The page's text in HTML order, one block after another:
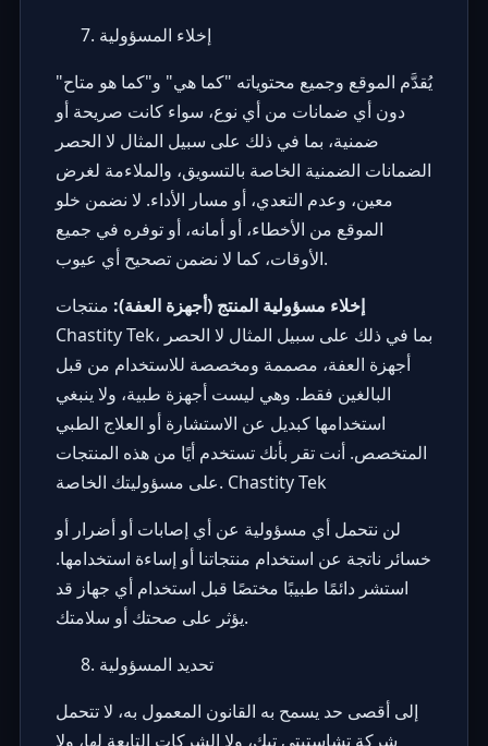
إخلاء المسؤولية
يُقدَّم الموقع وجميع محتوياته "كما هي" و"كما هو متاح"
دون أي ضمانات من أي نوع، سواء كانت صريحة أو
ضمنية، بما في ذلك على سبيل المثال لا الحصر
الضمانات الضمنية الخاصة بالتسويق، والملاءمة لغرض
معين، وعدم التعدي، أو مسار الأداء. لا نضمن خلو
الموقع من الأخطاء، أو أمانه، أو توفره في جميع
الأوقات، كما لا نضمن تصحيح أي عيوب.
إخلاء مسؤولية المنتج (أجهزة العفة): منتجات
Chastity Tek، بما في ذلك على سبيل المثال لا الحصر
أجهزة العفة، مصممة ومخصصة للاستخدام من قبل
البالغين فقط. وهي ليست أجهزة طبية، ولا ينبغي
استخدامها كبديل عن الاستشارة أو العلاج الطبي
المتخصص. أنت تقر بأنك تستخدم أيًا من هذه المنتجات
على مسؤوليتك الخاصة. Chastity Tek
لن نتحمل أي مسؤولية عن أي إصابات أو أضرار أو
خسائر ناتجة عن استخدام منتجاتنا أو إساءة استخدامها.
استشر دائمًا طبيبًا مختصًا قبل استخدام أي جهاز قد
يؤثر على صحتك أو سلامتك.
تحديد المسؤولية
إلى أقصى حد يسمح به القانون المعمول به، لا تتحمل
شركة تشاستيتي تيك، ولا الشركات التابعة لها، ولا